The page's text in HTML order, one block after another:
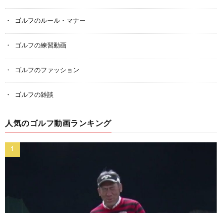
ゴルフのルール・マナー
ゴルフの練習動画
ゴルフのファッション
ゴルフの雑談
人気のゴルフ動画ランキング